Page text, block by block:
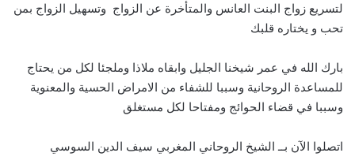
لتسريع زواج البنت العانس والمتأخرة عن الزواج وتسهيل الزواج بمن
تحب و يختاره قلبك
بارك الله في عمر شيخنا الجليل وابقاه ملاذا وملجئا لكل من يحتاج
للمساعدة الروحانية وسببا للشفاء من الامراض الحسية والمعنوية
وسببا في قضاء الحوائج ومفتاحا لكل مستغلق
اتصلوا الآن بــ الشيخ الروحاني المغربي سيف الدين السوسي